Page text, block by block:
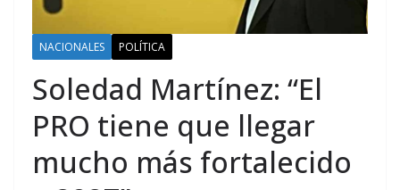
NACIONALES POLÍTICA
Soledad Martínez: “El
PRO tiene que llegar
mucho más fortalecido